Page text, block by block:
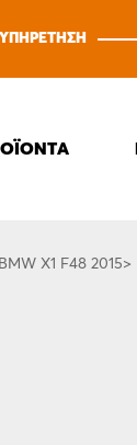
X1 F48 2015>